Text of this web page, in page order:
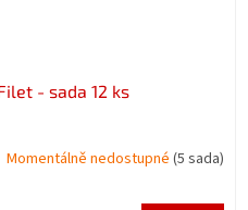
- sada 12 ks
Momentálně nedostupné (5 sada)